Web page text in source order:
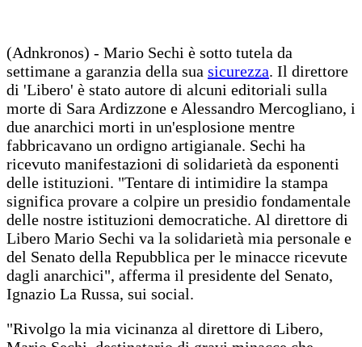
(Adnkronos) - Mario Sechi è sotto tutela da
settimane a garanzia della sua sicurezza. Il direttore
di 'Libero' è stato autore di alcuni editoriali sulla
morte di Sara Ardizzone e Alessandro Mercogliano, i
due anarchici morti in un'esplosione mentre
fabbricavano un ordigno artigianale. Sechi ha
ricevuto manifestazioni di solidarietà da esponenti
delle istituzioni. "Tentare di intimidire la stampa
significa provare a colpire un presidio fondamentale
delle nostre istituzioni democratiche. Al direttore di
Libero Mario Sechi va la solidarietà mia personale e
del Senato della Repubblica per le minacce ricevute
dagli anarchici", afferma il presidente del Senato,
Ignazio La Russa, sui social.
"Rivolgo la mia vicinanza al direttore di Libero,